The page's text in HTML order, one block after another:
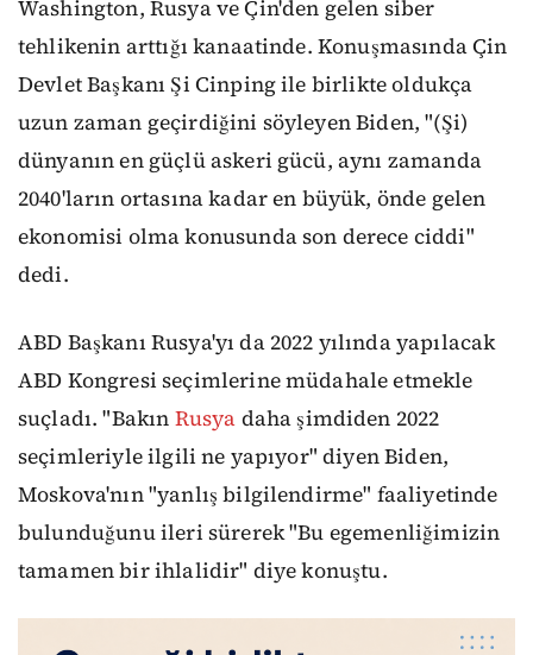
Washington, Rusya ve Çin'den gelen siber
tehlikenin arttığı kanaatinde. Konuşmasında Çin
Devlet Başkanı Şi Cinping ile birlikte oldukça
uzun zaman geçirdiğini söyleyen Biden, "(Şi)
dünyanın en güçlü askeri gücü, aynı zamanda
2040'ların ortasına kadar en büyük, önde gelen
ekonomisi olma konusunda son derece ciddi"
dedi.
ABD Başkanı Rusya'yı da 2022 yılında yapılacak
ABD Kongresi seçimlerine müdahale etmekle
suçladı. "Bakın Rusya daha şimdiden 2022
seçimleriyle ilgili ne yapıyor" diyen Biden,
Moskova'nın "yanlış bilgilendirme" faaliyetinde
bulunduğunu ileri sürerek "Bu egemenliğimizin
tamamen bir ihlalidir" diye konuştu.